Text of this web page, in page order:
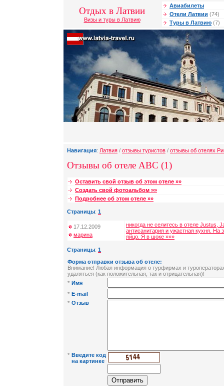
Отдых в Латвии
Визы и туры в Латвию
Авиабилеты
Отели Латвии (74)
Туры в Латвию (7)
Навигация: Латвия / отзывы туристов / отзывы об отелях
Отзывы об отеле ABC (1)
Оставить свой отзыв об этом отеле »»
Создать свой фотоальбом »»
Подробнее об этом отеле »»
Страницы: 1
17.12.2009
марина
никогда не селитесь в отеле Justus,
антисанитария и ужастная кухня.
яйцо. Я в шоке »»»
Страницы: 1
Форма отправки отзыва об отеле:
Внимание! Любая информация о турфирмах и
удаляться (как положительная, так и отрицательная)!
* Имя
* E-mail
* Отзыв
* Введите код
на картинке